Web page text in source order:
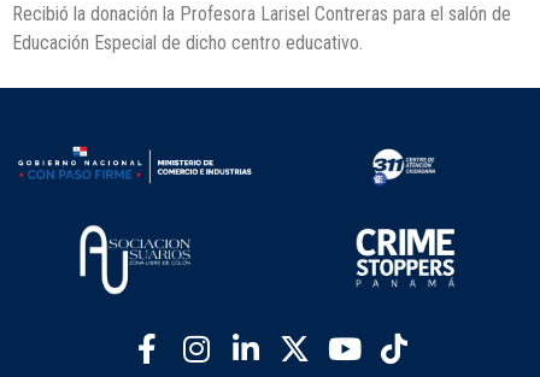
Recibió la donación la Profesora Larisel Contreras para el salón de
Educación Especial de dicho centro educativo.